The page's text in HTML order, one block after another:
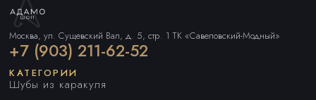
Москва, ул. Сущевский Вал, д. 5, стр. 1 ТК «Савеловский-Модный»
+7 (903) 211-62-52
КАТЕГОРИИ
Шубы из каракуля